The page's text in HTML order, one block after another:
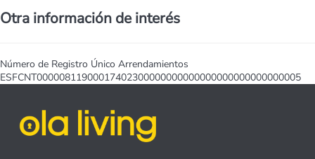
Otra información de interés
Número de Registro Único Arrendamientos
ESFCNT00000811900017402300000000000000000000000000005